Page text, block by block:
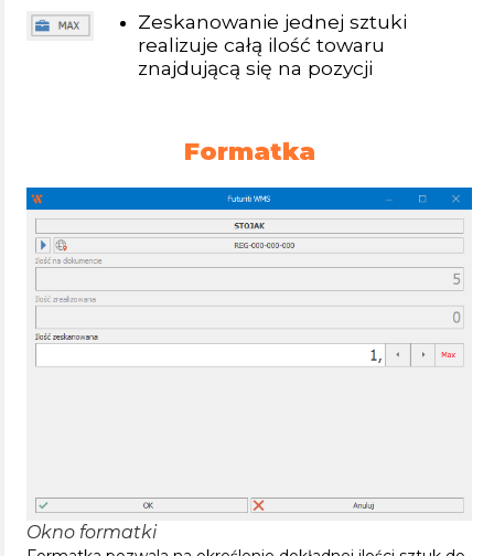
Zeskanowanie jednej sztuki
realizuje całą ilość towaru
znajdującą się na pozycji
Formatka
Okno formatki